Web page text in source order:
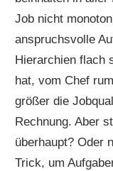
Job nicht
anspruchsvolle
Hierarchien flach
hat, vom Chef
größer die
Rechnung. Aber
überhaupt? Oder
Trick, um